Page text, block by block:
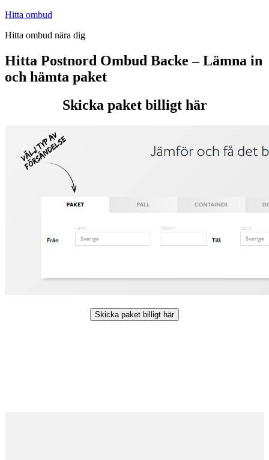
Hoppa
innehåll
Hitta ombud
Hitta ombud nära dig
Hitta Postnord Ombud Backe – Lämna in
och hämta paket
Skicka paket billigt här
Skicka paket billigt här